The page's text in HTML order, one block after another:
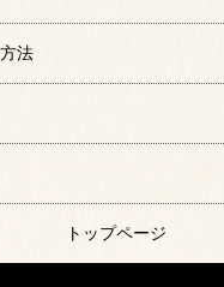
法
トップページ